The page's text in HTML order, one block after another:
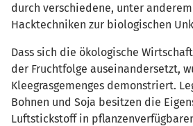
durch verschiedene, unter
Hacktechniken zur biologischen
Dass sich die ökologische
der Fruchtfolge auseinandersetzt,
Kleegrasgemenges demonstriert.
Bohnen und Soja besitzen die
Luftstickstoff in